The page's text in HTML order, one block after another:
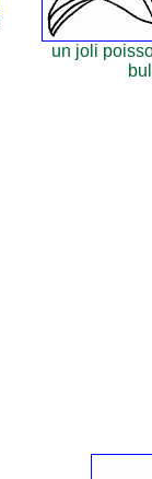
un joli